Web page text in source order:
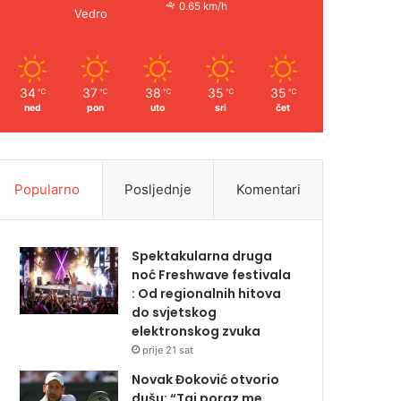
Vedro 0.65 km/h
34 ℃
ned
37 ℃
pon
38 ℃
uto
35 ℃
sri
35 ℃
čet
Popularno Posljednje Komentari
Spektakularna druga
noć Freshwave festivala
: Od regionalnih hitova
do svjetskog
elektronskog zvuka
prije 21 sat
Novak Đoković otvorio